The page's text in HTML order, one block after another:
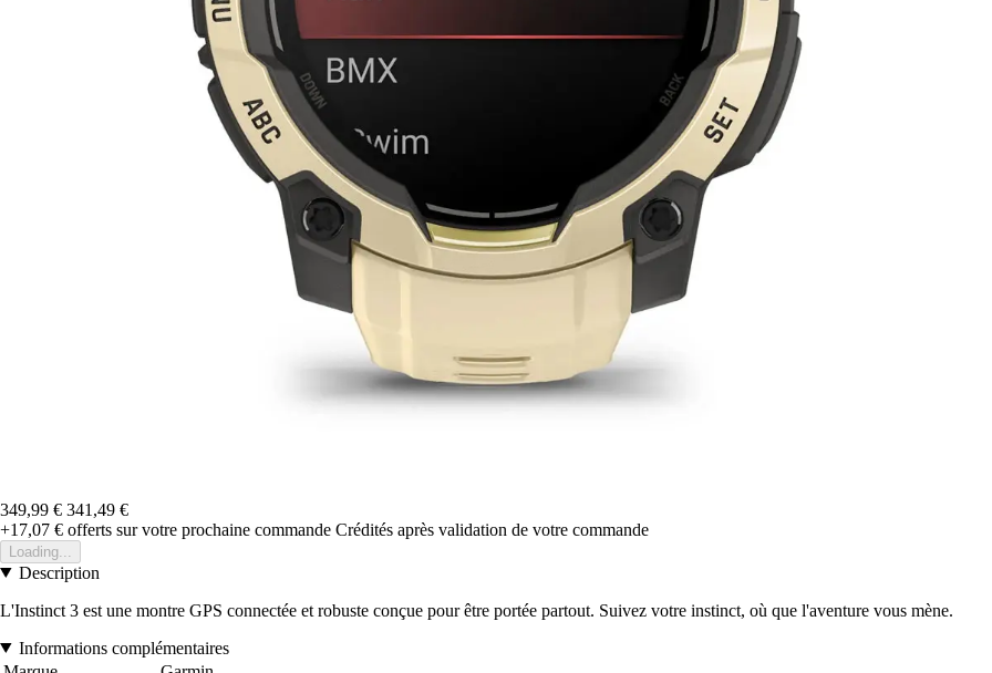
349,99 € 341,49 €
+17,07 € offerts sur votre prochaine commande Crédités après validation de votre commande
Loading...
Description
L'Instinct 3 est une montre GPS connectée et robuste conçue pour être portée partout. Suivez votre instinct, où que l'aventure vous mène.
Informations complémentaires